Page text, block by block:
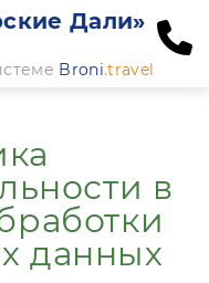
Дали»
Broni.travel
в
данных